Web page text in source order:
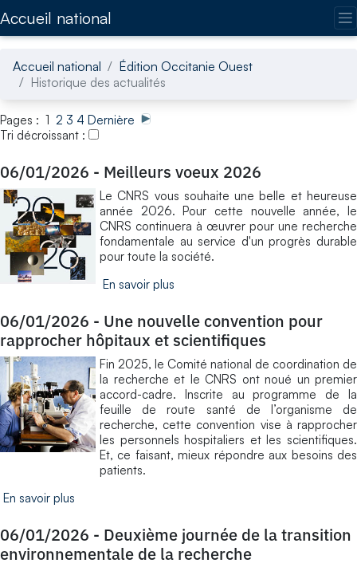
Accueil national
Accueil national
Édition Occitanie Ouest
Historique des actualités
Pages : 1 2 3 4 Dernière
Tri décroissant :
06/01/2026 - Meilleurs voeux 2026
Le CNRS vous souhaite une belle et heureuse
année 2026. Pour cette nouvelle année, le
CNRS continuera à œuvrer pour une recherche
fondamentale au service d'un progrès durable
pour toute la société.
En savoir plus
06/01/2026 - Une nouvelle convention pour
rapprocher hôpitaux et scientifiques
Fin 2025, le Comité national de coordination de
la recherche et le CNRS ont noué un premier
accord-cadre. Inscrite au programme de la
feuille de route santé de l’organisme de
recherche, cette convention vise à rapprocher
les personnels hospitaliers et les scientifiques.
Et, ce faisant, mieux répondre aux besoins des
patients.
En savoir plus
06/01/2026 - Deuxième journée de la transition
environnementale de la recherche